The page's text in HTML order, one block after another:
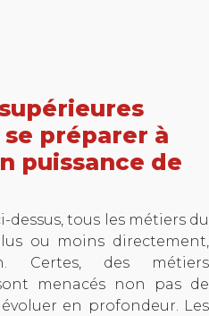
préparer à
puissance de
dessus, tous les métiers du
ou moins directement,
Certes, des métiers
menacés non pas de
en profondeur. Les